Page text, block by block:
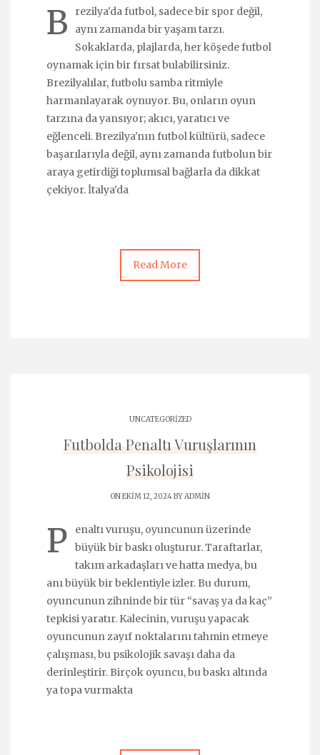
B
rezilya'da futbol, sadece bir spor değil,
aynı zamanda bir yaşam tarzı.
Sokaklarda, plajlarda, her köşede futbol
oynamak için bir fırsat bulabilirsiniz.
Brezilyalılar, futbolu samba ritmiyle
harmanlayarak oynuyor. Bu, onların oyun
tarzına da yansıyor; akıcı, yaratıcı ve
eğlenceli. Brezilya'nın futbol kültürü, sadece
başarılarıyla değil, aynı zamanda futbolun bir
araya getirdiği toplumsal bağlarla da dikkat
çekiyor. İtalya'da
Read More
UNCATEGORIZED
Futbolda Penaltı Vuruşlarının
Psikolojisi
ON EKIM 12, 2024 BYADMIN
P
enaltı vuruşu, oyuncunun üzerinde
büyük bir baskı oluşturur. Taraftarlar,
takım arkadaşları ve hatta medya, bu
anı büyük bir beklentiyle izler. Bu durum,
oyuncunun zihninde bir tür “savaş ya da kaç”
tepkisi yaratır. Kalecinin, vuruşu yapacak
oyuncunun zayıf noktalarını tahmin etmeye
çalışması, bu psikolojik savaşı daha da
derinleştirir. Birçok oyuncu, bu baskı altında
ya topa vurmakta